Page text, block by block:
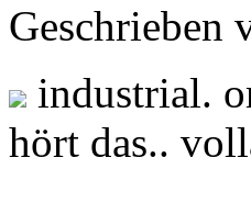
Geschrieben
industrial.
hört das..